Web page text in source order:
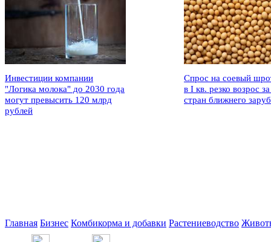
Инвестиции компании
"Логика молока" до 2030 года
могут превысить 120 млрд
рублей
Спрос на соевый
в I кв. резко возрос
стран ближнего
Главная Бизнес Комбикорма и добавки Растениеводство